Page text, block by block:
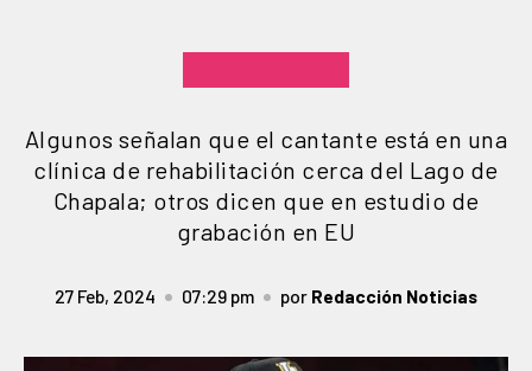
Algunos señalan que el cantante está en una
clínica de rehabilitación cerca del Lago de
Chapala; otros dicen que en estudio de
grabación en EU
27 Feb, 2024 07:29 pm por Redacción Noticias